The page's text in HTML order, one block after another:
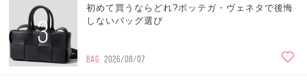
3
初めて買うならどれ?ボッテガ・ヴェネタで後悔
しないバッグ選び
BAG 2026/08/07